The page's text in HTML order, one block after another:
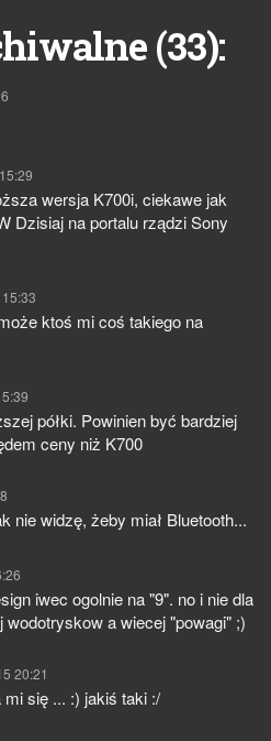
(33):
wersja K700i, ciekawe jak
Dzisiaj na portalu rządzi Sony
ktoś mi coś takiego na
półki. Powinien być bardziej
ceny niż K700
nie widzę, żeby miał Bluetooth...
iwec ogolnie na "9". no i nie dla
wodotryskow a wiecej "powagi" ;)
20:21
mi się ... :) jakiś taki :/